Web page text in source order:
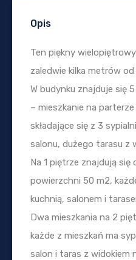
Opis
Ten piękny
zaledwie kilka metrów od
W budynku znajduje się
– mieszkanie na
składające się z 3
salonu, dużego tarasu z
Na 1 piętrze znajdują się
powierzchni 50 m2,
kuchnią, salonem i
Dwa mieszkania na 2
każde z mieszkań ma
salon i taras z widokiem